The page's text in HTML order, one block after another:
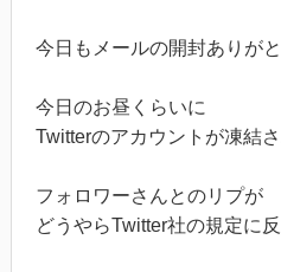
今日もメールの開封ありが
今日のお昼くらいに
Twitterのアカウントが凍結さ
フォロワーさんとのリプが
どうやらTwitter社の規定に